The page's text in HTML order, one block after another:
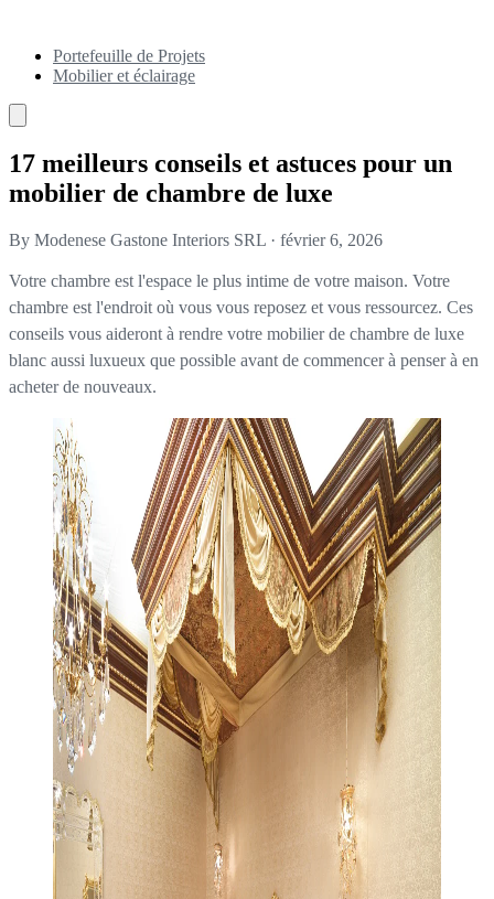
Portefeuille de Projets
Mobilier et éclairage
17 meilleurs conseils et astuces pour un
mobilier de chambre de luxe
By Modenese Gastone Interiors SRL · février 6, 2026
Votre chambre est l'espace le plus intime de votre maison. Votre
chambre est l'endroit où vous vous reposez et vous ressourcez. Ces
conseils vous aideront à rendre votre mobilier de chambre de luxe
blanc aussi luxueux que possible avant de commencer à penser à en
acheter de nouveaux.